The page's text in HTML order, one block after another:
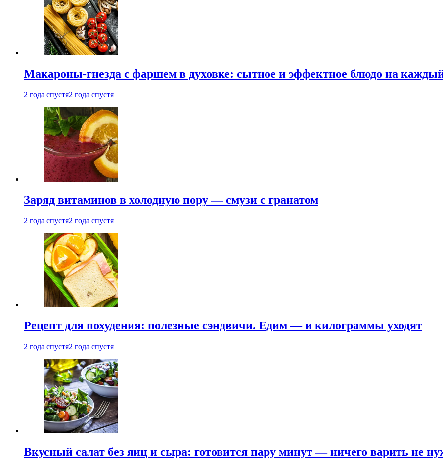
Макароны-гнезда с фаршем в духовке: сытное и эффектное блюдо на
2 года спустя2 года спустя
Заряд витаминов в холодную пору — смузи с гранатом
2 года спустя2 года спустя
Рецепт для похудения: полезные сэндвичи. Едим — и килограммы уходят
2 года спустя2 года спустя
Вкусный салат без яиц и сыра: готовится пару минут — ничего варить не